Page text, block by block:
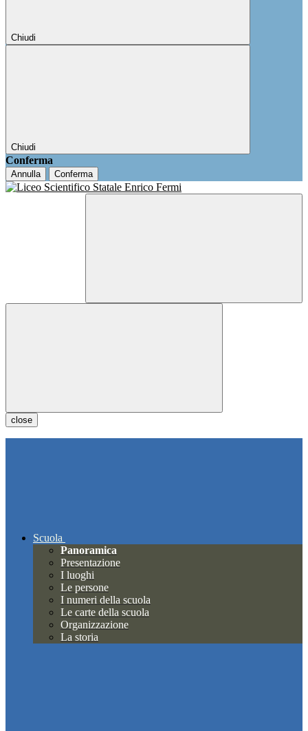
Chiudi
Chiudi
Conferma
Annulla Conferma
close
Scuola
Panoramica
Presentazione
I luoghi
Le persone
I numeri della scuola
Le carte della scuola
Organizzazione
La storia